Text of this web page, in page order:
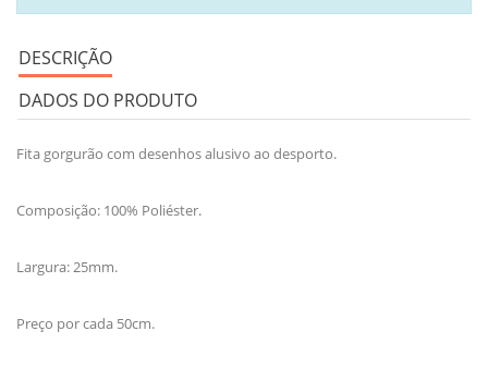
DESCRIÇÃO
DADOS DO PRODUTO
Fita gorgurão com desenhos alusivo ao desporto.
Composição: 100% Poliéster.
Largura: 25mm.
Preço por cada 50cm.